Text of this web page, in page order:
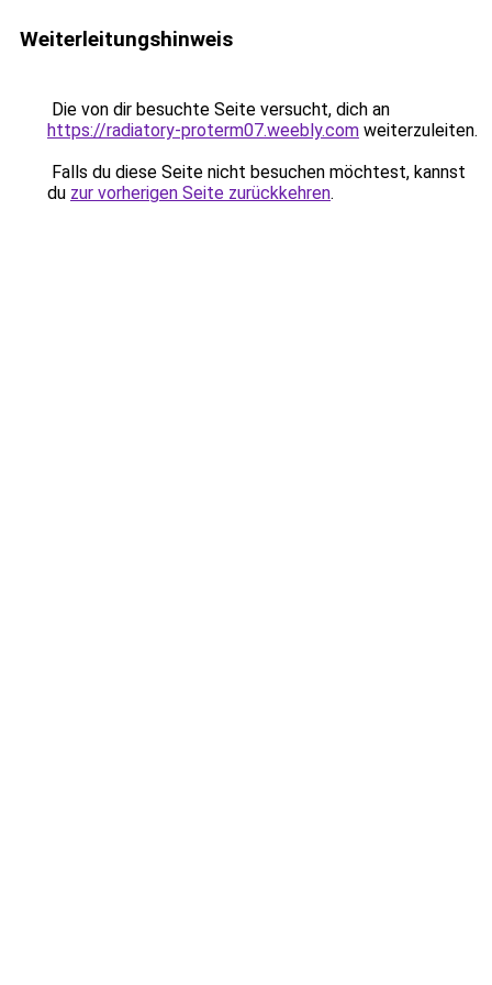
Weiterleitungshinweis
Die von dir besuchte Seite versucht, dich an
https://radiatory-proterm07.weebly.com weiterzuleiten.
Falls du diese Seite nicht besuchen möchtest, kannst
du zur vorherigen Seite zurückkehren.